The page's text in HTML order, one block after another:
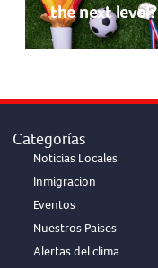
the next level?
Categorías
Noticias Locales
Inmigracion
Eventos
Nuestros Paises
Alertas del clima